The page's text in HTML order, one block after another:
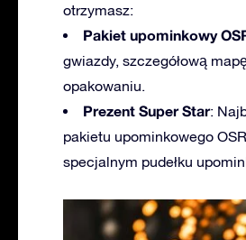
otrzymasz:
Pakiet upominkowy
gwiazdy, szczegółową
opakowaniu.
Prezent Super Star:
pakietu upominkowego
specjalnym pudełku